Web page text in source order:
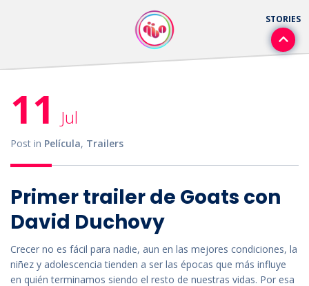
11 Jul
Post in Película, Trailers
Primer trailer de Goats con
David Duchovy
Crecer no es fácil para nadie, aun en las mejores condiciones, la
niñez y adolescencia tienden a ser las épocas que más influye
en quién terminamos siendo el resto de nuestras vidas. Por esa